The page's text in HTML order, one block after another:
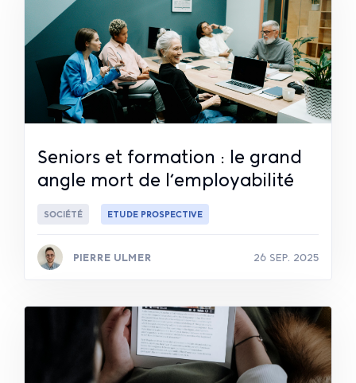
Seniors et formation : le grand
angle mort de l’employabilité
SOCIÉTÉ ETUDE PROSPECTIVE
PIERRE ULMER 26 SEP. 2025